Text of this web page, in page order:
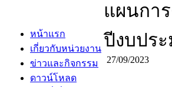
หน้าแรก
เกี่ยวกับหน่วยงาน
ข่าวและกิจกรรม
ดาวน์โหลด
แผนกา
ปีงบปร
27/09/2023